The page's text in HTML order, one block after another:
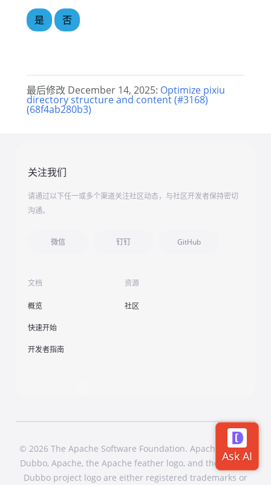
是 否
最后修改 December 14, 2025: Optimize pixiu
directory structure and content (#3168)
(68f4ab280b3)
关注我们
请通过以下任一或多个渠道关注社区动态，与社区开发者保持密切
沟通。
微信 钉钉 GitHub
文档
概览
快速开始
开发者指南
资源
社区
© 2026 The Apache Software Foundation. Apache Dubbo,
Dubbo, Apache, the Apache feather logo, and the Apache
Dubbo project logo are either registered trademarks or